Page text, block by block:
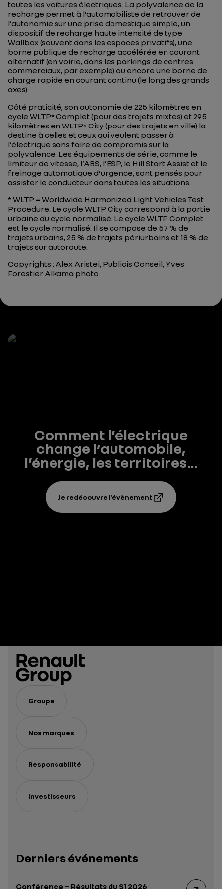
toutes les voitures électriques. La polyvalence de la
recharge permet à l’automobiliste de retrouver de
l’autonomie sur une prise domestique simple, un
dispositif de recharge haute intensité de type
Wallbox (souvent dans les espaces privatifs), une
borne publique de recharge accélérée en courant
alternatif (en voirie, dans les parkings de centres
commerciaux, par exemple) ou encore une borne de
charge rapide en courant continu (le long des grands
axes).
Côté praticité, son autonomie de 225 kilomètres en
cycle WLTP* Complet (pour des trajets mixtes) et 295
kilomètres en WLTP* City (pour des trajets en ville) la
destine à celles et ceux qui veulent passer à
l’électrique sans faire de compromis sur la
polyvalence. Les équipements de série, comme le
limiteur de vitesse, l’ABS, l’ESP, le Hill Start Assist et le
freinage automatique d’urgence, sont pensés pour
assister le conducteur dans toutes les situations.
* WLTP = Worldwide Harmonized Light Vehicles Test
Procedure. Le cycle WLTP City correspond à la partie
urbaine du cycle normalisé. Le cycle WLTP Complet
est le cycle normalisé. Il se compose de 57 % de
trajets urbains, 25 % de trajets périurbains et 18 % de
trajets sur autoroute.
Copyrights : Alex Aristei, Publicis Conseil, Yves
Forestier Alkama photo
Comment l’électrique
change l’automobile,
l’énergie, les territoires…
Je redécouvre l'évènement
Groupe
Nos marques
Responsabilité
Investisseurs
Derniers événements
Conférence – Résultats du S1 2026